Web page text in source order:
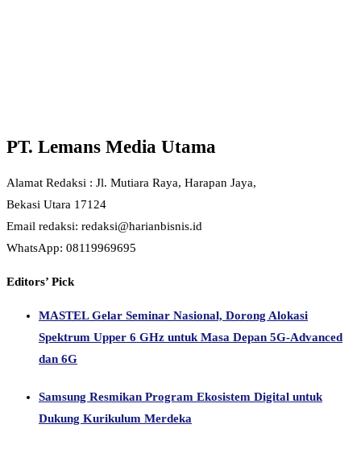
PT. Lemans Media Utama
Alamat Redaksi : Jl. Mutiara Raya, Harapan Jaya,
Bekasi Utara 17124
Email redaksi: redaksi@harianbisnis.id
WhatsApp: 08119969695
Editors’ Pick
MASTEL Gelar Seminar Nasional, Dorong Alokasi
Spektrum Upper 6 GHz untuk Masa Depan 5G-Advanced
dan 6G
Samsung Resmikan Program Ekosistem Digital untuk
Dukung Kurikulum Merdeka